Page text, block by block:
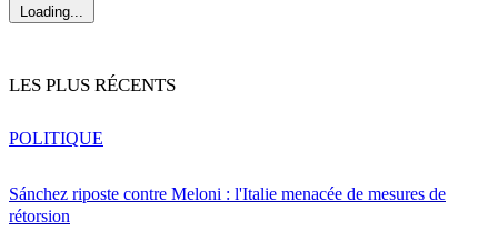
Loading...
LES PLUS RÉCENTS
Sánchez riposte contre Meloni : l'Italie menacée de mesures de
rétorsion
POLITIQUE